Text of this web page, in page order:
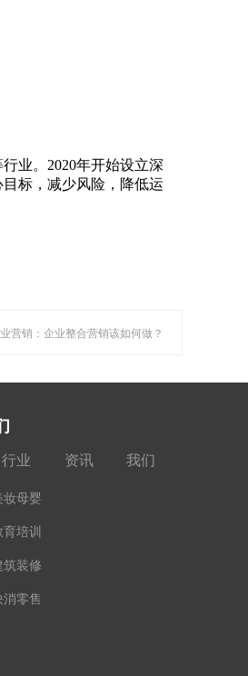
业。2020年开始设立深
标，减少风险，降低运
营销：企业整合营销该如何做？
行业
妆母婴
育培训
筑装修
消零售
资讯 我们